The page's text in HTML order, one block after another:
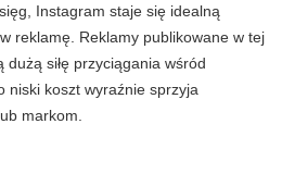
Instagram staje się idealną
reklamę. Reklamy publikowane w tej
dużą siłę przyciągania wśród
niski koszt wyraźnie sprzyja
markom.